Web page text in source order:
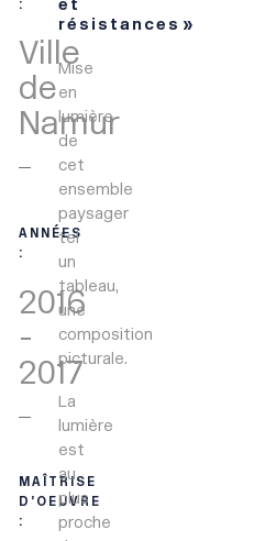
:
Ville
de
Namur
ANNÉES
:
2016
-
2017
MAÎTRISE
D’OEUVRE
:
et
résistances »
Mise
en
lumière
de
cet
ensemble
paysager
tel
un
tableau,
une
composition
picturale.
La
lumière
est
au
plus
proche